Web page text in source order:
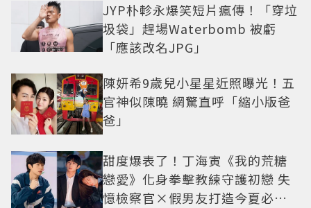
JYP朴軫永爆笑短片瘋傳！「穿垃
圾袋」趕場Waterbomb 被虧
「應該改名JPG」
陳妍希9歲兒小星星近照曝光！五
官神似陳曉 網驚直呼「縮小版爸
爸」
甜度爆表了！丁海寅《我的荒糖
戀愛》化身拳擊教練守護初戀 失
憶檢察官×假男友打造今夏必看